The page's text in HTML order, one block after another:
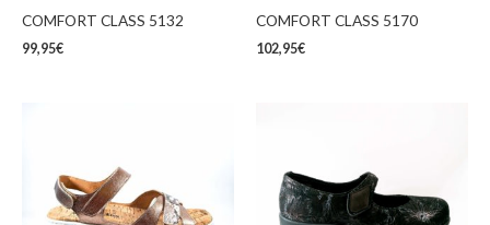
COMFORT CLASS 5132
99,95€
COMFORT CLASS 5170
102,95€